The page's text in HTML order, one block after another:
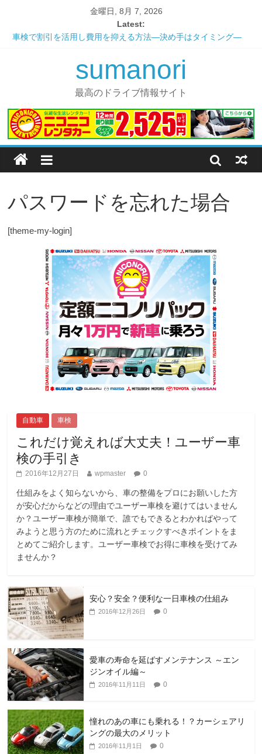
金曜日, 8月 7, 2026
Latest:
車検で割引を活用し費用を抑える方法―決め手はタイミング―
安心？安全？便利な一日車検の仕組み
愛車の寿命を延ばすメンテナンス ～エンジンオイル編～
憧れのあの車にも乗れる！？カーシェアリングの最大のメリット
sumanori
最高のドライブ情報サイト
パスワードを忘れた場合
[theme-my-login]
自動車 車検
これだけ覚えれば大丈夫！ユーザー車
検の手引き
2016年12月27日 wpmaster 0
仕組みをよく知らないから、車の整備をプロにお願いした方
が安心だからなどの理由でユーザー車検を避けてはいません
か？ユーザー車検が簡単で、誰でもできるとわかればやって
みようと思う方のために流れとチェックすべきポイントをま
とめてご紹介します。ユーザー車検でお得に車検を受けてみ
ませんか？
安心？安全？便利な一日車検の仕組み
2016年12月26日 0
愛車の寿命を延ばすメンテナンス ～エン
ジンオイル編～
2016年11月11日 0
憧れのあの車にも乗れる！？カーシェアリ
ングの最大のメリット
2016年11月1日 0